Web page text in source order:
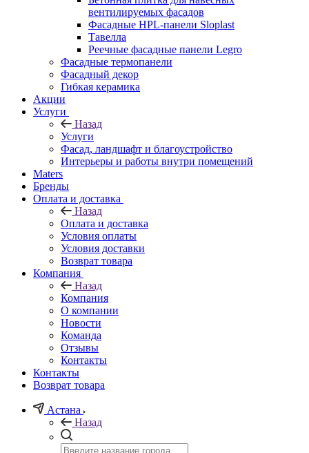
вентилируемых фасадов
Фасадные HPL-панели Sloplast
Тавелла
Реечные фасадные панели Legro
Фасадные термопанели
Фасадный декор
Гибкая керамика
Акции
Услуги
Назад
Услуги
Фасад, ландшафт и благоустройство
Интерьеры и работы внутри помещений
Maters
Бренды
Оплата и доставка
Назад
Оплата и доставка
Условия оплаты
Условия доставки
Возврат товара
Компания
Назад
Компания
О компании
Новости
Команда
Отзывы
Контакты
Контакты
Возврат товара
Астана
Назад